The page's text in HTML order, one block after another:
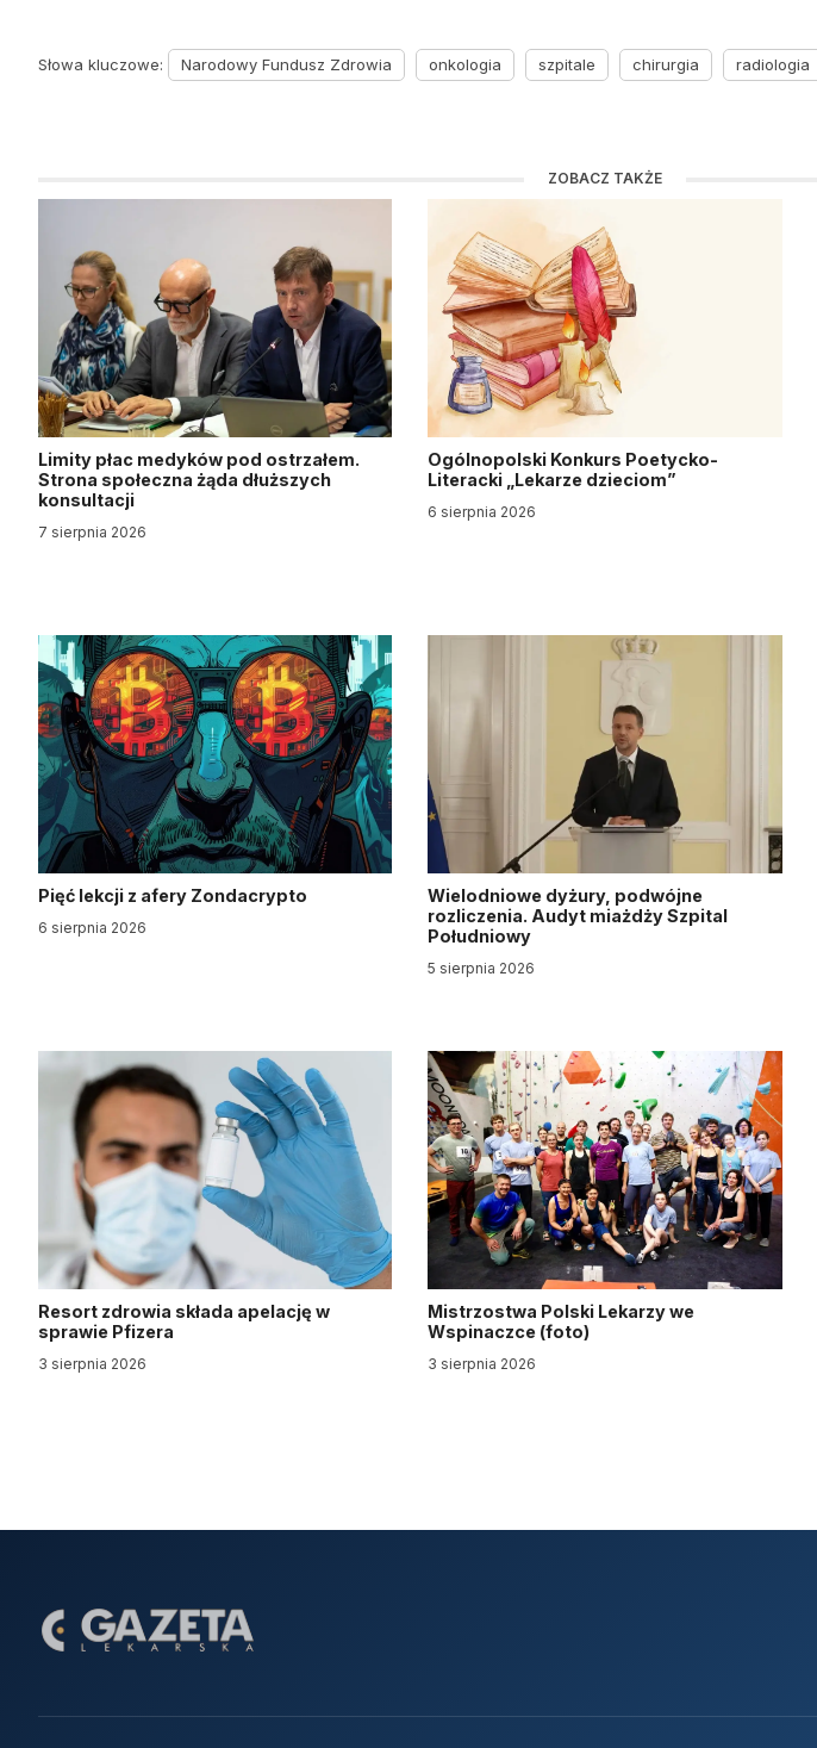
Słowa kluczowe: Narodowy Fundusz Zdrowia onkologia szpitale chirurgia radiologia
ZOBACZ TAKŻE
Limity płac medyków pod ostrzałem.
Strona społeczna żąda dłuższych
konsultacji
7 sierpnia 2026
Ogólnopolski Konkurs Poetycko-
Literacki „Lekarze dzieciom”
6 sierpnia 2026
Pięć lekcji z afery Zondacrypto
6 sierpnia 2026
Wielodniowe dyżury, podwójne
rozliczenia. Audyt miażdży Szpital
Południowy
5 sierpnia 2026
Resort zdrowia składa apelację w
sprawie Pfizera
3 sierpnia 2026
Mistrzostwa Polski Lekarzy we
Wspinaczce (foto)
3 sierpnia 2026